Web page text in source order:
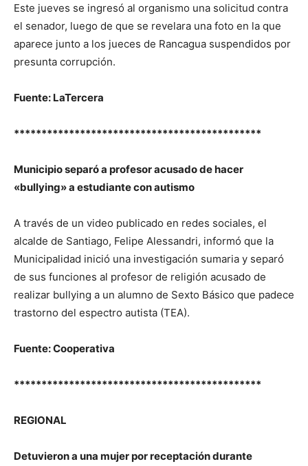
Este jueves se ingresó al organismo una solicitud contra
el senador, luego de que se revelara una foto en la que
aparece junto a los jueces de Rancagua suspendidos por
presunta corrupción.
Fuente: LaTercera
*********************************************
Municipio separó a profesor acusado de hacer
«bullying» a estudiante con autismo
A través de un video publicado en redes sociales, el
alcalde de Santiago, Felipe Alessandri, informó que la
Municipalidad inició una investigación sumaria y separó
de sus funciones al profesor de religión acusado de
realizar bullying a un alumno de Sexto Básico que padece
trastorno del espectro autista (TEA).
Fuente: Cooperativa
*********************************************
REGIONAL
Detuvieron a una mujer por receptación durante